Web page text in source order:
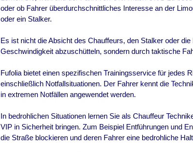
oder ob Fahrer überdurchschnittliches Interesse an der
oder ein Stalker.
Es ist nicht die Absicht des Chauffeurs, den Stalker oder die
Geschwindigkeit abzuschütteln, sondern durch taktische
Fufolia bietet einen spezifischen Trainingsservice für jedes
einschließlich Notfallsituationen. Der Fahrer kennt die
in extremen Notfällen angewendet werden.
In bedrohlichen Situationen lernen Sie als Chauffeur
VIP in Sicherheit bringen. Zum Beispiel Entführungen und
die Straße blockieren und deren Fahrer eine bedrohliche